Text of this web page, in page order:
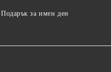
Подарък за имен ден